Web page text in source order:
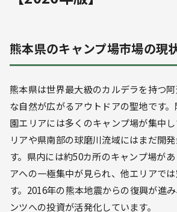
熊本県のキャンプ場市場の現
熊本県は世界最大級のカルデラを持つ
な自然が広がるアウトドアの聖地です
園エリアには多くのキャンプ場が集中
リアや県南部の球磨川流域にはまだ開
す。県内には約50カ所のキャンプ場が
アへの一極集中が見られ、他エリアで
す。2016年の熊本地震からの復興が進
ンツへの投資が活発化しています。